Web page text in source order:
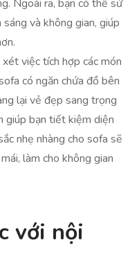
Ngoài ra, bạn có thể sử
và không gian, giúp
việc tích hợp các món
có ngăn chứa đồ bên
lại vẻ đẹp sang trọng
giúp bạn tiết kiệm diện
nhẹ nhàng cho sofa sẽ
làm cho không gian
với nội